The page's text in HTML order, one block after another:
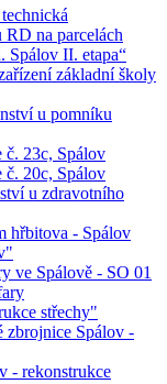
na parcelách
Spálov II. etapa“
základní školy
u pomníku
č. 23c, Spálov
č. 20c, Spálov
u zdravotního
hřbitova - Spálov
ve Spálově - SO 01
střechy"
zbrojnice Spálov -
- rekonstrukce